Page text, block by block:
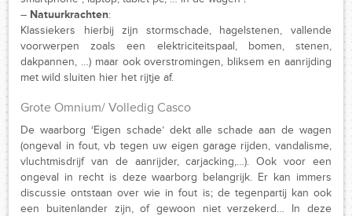
– Natuurkrachten:
Klassiekers hierbij zijn stormschade, hagelstenen, vallende
voorwerpen zoals een elektriciteitspaal, bomen, stenen,
dakpannen, …) maar ook overstromingen, bliksem en aanrijding
met wild sluiten hier het rijtje af.
Grote Omnium/ Volledig Casco
De waarborg ‘Eigen schade’ dekt alle schade aan de wagen
(ongeval in fout, vb tegen uw eigen garage rijden, vandalisme,
vluchtmisdrijf van de aanrijder, carjacking,…). Ook voor een
ongeval in recht is deze waarborg belangrijk. Er kan immers
discussie ontstaan over wie in fout is; de tegenpartij kan ook
een buitenlander zijn, of gewoon niet verzekerd… In deze